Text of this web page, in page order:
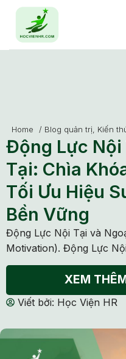
Home / Blog quản trị, Kiến
Động Lực Nội
Tại: Chìa
Tối Ưu Hiệu
Bền Vững
Động Lực Nội Tại và
Motivation). Động Lực
XEM
Viết bởi: Học Viện HR